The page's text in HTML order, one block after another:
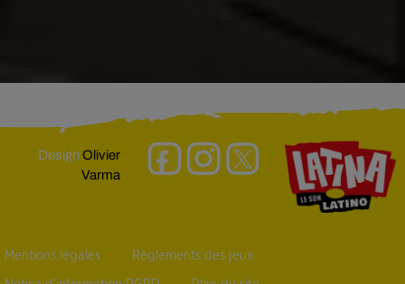
DesignOlivier
Varma
Mentions légales Règlements des jeux